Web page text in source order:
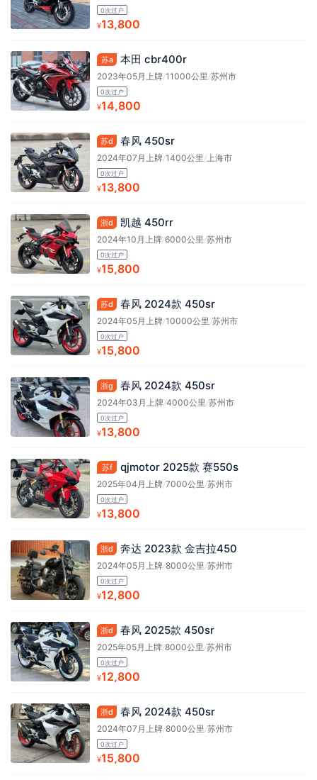
0次过户
¥13,800
苏a 本田 cbr400r
2023年05月上牌/11000公里/苏州市
0次过户
¥14,800
苏d 春风 450sr
2024年07月上牌/1400公里/上海市
0次过户
¥13,800
浙d 凯越 450rr
2024年10月上牌/6000公里 /苏州市
0次过户
¥15,800
苏d 春风 2024款 450sr
2024年05月上牌/10000公里 /苏州市
0次过户
¥15,800
浙g 春风 2024款 450sr
2024年03月上牌/4000公里 /苏州市
0次过户
¥13,800
苏f qjmotor 2025款 赛550s
2025年04月上牌/7000公里 /苏州市
0次过户
¥13,800
浙d 奔达 2023款 金吉拉450
2024年05月上牌/8000公里 /苏州市
0次过户
¥12,800
浙d 春风 2025款 450sr
2025年05月上牌/8000公里 /苏州市
0次过户
¥12,800
浙d 春风 2024款 450sr
2024年07月上牌/8000公里 /苏州市
0次过户
¥15,800